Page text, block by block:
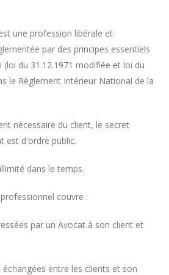
une profession libérale et
par des principes essentiels
du 31.12.1971 modifiée et loi du
le Règlement Intérieur National de la
nécessaire du client, le secret
est d'ordre public.
dans le temps.
couvre :
par un Avocat à son client et
entre les clients et son